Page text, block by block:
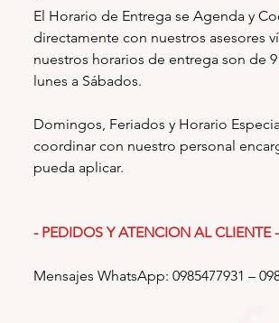
El Horario de Entrega se Agenda y
directamente con nuestros asesores
nuestros horarios de entrega son de
lunes a Sábados.
Domingos, Feriados y Horario
coordinar con nuestro personal
pueda aplicar.
- PEDIDOS Y ATENCION AL CLIENTE -
Mensajes WhatsApp: 0985477931 –